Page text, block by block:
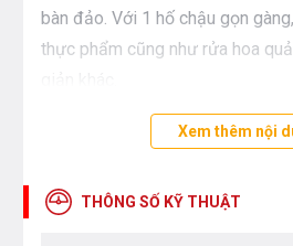
bàn đảo. Với 1 hố chậu gọn
thực phẩm cũng như rửa hoa
Xem thêm nội
THÔNG SỐ KỸ THUẬT